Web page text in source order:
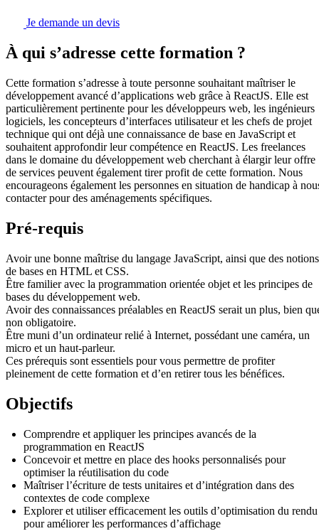
Je demande un devis
À qui s’adresse cette formation ?
Cette formation s’adresse à toute personne souhaitant maîtriser le
développement avancé d’applications web grâce à ReactJS. Elle est
particulièrement pertinente pour les développeurs web, les ingénieurs
logiciels, les concepteurs d’interfaces utilisateur et les chefs de projet
technique qui ont déjà une connaissance de base en JavaScript et
souhaitent approfondir leur compétence en ReactJS. Les freelances
dans le domaine du développement web cherchant à élargir leur offre
de services peuvent également tirer profit de cette formation. Nous
encourageons également les personnes en situation de handicap à
contacter pour des aménagements spécifiques.
Pré-requis
Avoir une bonne maîtrise du langage JavaScript, ainsi que des notions
de bases en HTML et CSS.
Être familier avec la programmation orientée objet et les principes de
bases du développement web.
Avoir des connaissances préalables en ReactJS serait un plus, bien
non obligatoire.
Être muni d’un ordinateur relié à Internet, possédant une caméra, un
micro et un haut-parleur.
Ces prérequis sont essentiels pour vous permettre de profiter
pleinement de cette formation et d’en retirer tous les bénéfices.
Objectifs
Comprendre et appliquer les principes avancés de la
programmation en ReactJS
Concevoir et mettre en place des hooks personnalisés pour
optimiser la réutilisation du code
Maîtriser l’écriture de tests unitaires et d’intégration dans des
contextes de code complexe
Explorer et utiliser efficacement les outils d’optimisation du rendu
pour améliorer les performances d’affichage